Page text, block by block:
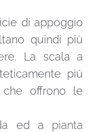
di appoggio
quindi più
La scala a
più
offrono le
ed a pianta